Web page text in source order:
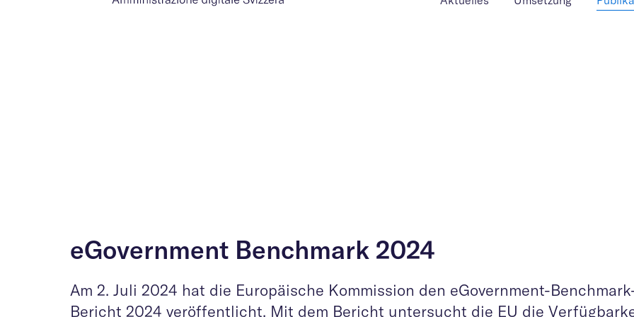
eGovernment Benchmark 2024
Am 2. Juli 2024 hat die Europäische Kommission den eGovernment-
Bericht 2024 veröffentlicht. Mit dem Bericht untersucht die EU die